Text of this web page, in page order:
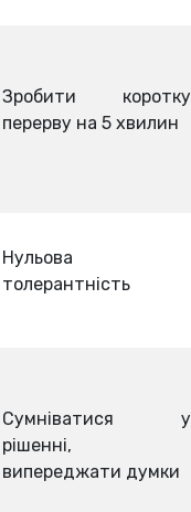
Зробити коротку
перерву на 5 хвилин
Нульова
толерантність
Сумніватися у
рішенні,
випереджати думки